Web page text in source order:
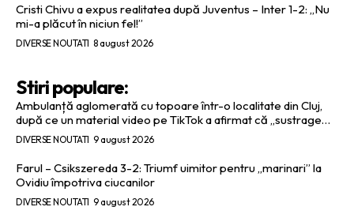
Cristi Chivu a expus realitatea după Juventus – Inter 1-2: „Nu
mi-a plăcut în niciun fel!”
DIVERSE NOUTATI 8 august 2026
Stiri populare:
Ambulanță aglomerată cu topoare într-o localitate din Cluj,
după ce un material video pe TikTok a afirmat că „sustrage…
DIVERSE NOUTATI 9 august 2026
Farul – Csikszereda 3-2: Triumf uimitor pentru „marinari” la
Ovidiu împotriva ciucanilor
DIVERSE NOUTATI 9 august 2026